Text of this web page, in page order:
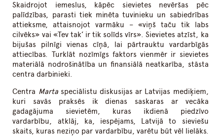
Skaidrojot iemeslus, kāpēc sievietes nevēršas pēc
palīdzības, parasti tiek minēta tuvinieku un sabiedrības
attieksme, attaisnojot varmāku – «viņš taču tik labs
cilvēks» vai «Tev tak’ ir tik solīds vīrs». Sievietes atzīst, ka
bijušas pilnīgi vienas cīņā, lai pārtrauktu vardarbīgās
attiecības. Turklāt nozīmīgs faktors vienmēr ir sievietes
materiālā nodrošinātība un finansiālā neatkarība, stāsta
centra darbinieki.
Centra Martaspeciālistu diskusijas ar Latvijas mediķiem,
kuri savās praksēs ik dienas saskaras ar vecāka
gadagājuma sievietēm, kuras ikdienā piedzīvo
vardarbību, atklāj, ka, iespējams, Latvijā to sieviešu
skaits, kuras neziņo par vardarbību, varētu būt vēl lielāks.